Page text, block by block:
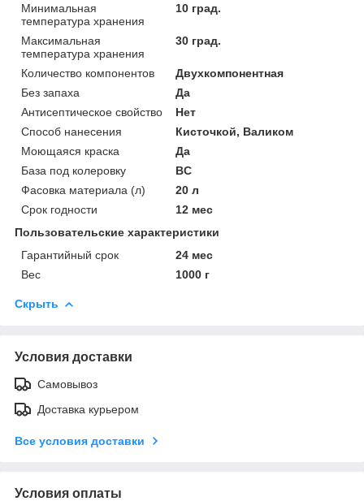
Минимальная
температура хранения
10 град.
Максимальная
температура хранения
30 град.
Количество компонентов
Двухкомпонентная
Без запаха
Да
Антисептическое свойство
Нет
Способ нанесения
Кисточкой, Валиком
Моющаяся краска
Да
База под колеровку
BC
Фасовка материала (л)
20 л
Срок годности
12 мес
Пользовательские характеристики
Гарантийный срок
24 мес
Вес
1000 г
Скрыть
Условия доставки
Самовывоз
Доставка курьером
Все условия доставки
Условия оплаты